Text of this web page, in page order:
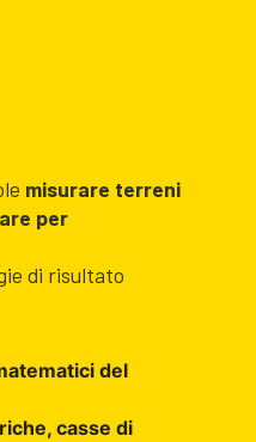
misurare terreni
per
di risultato
del
casse di